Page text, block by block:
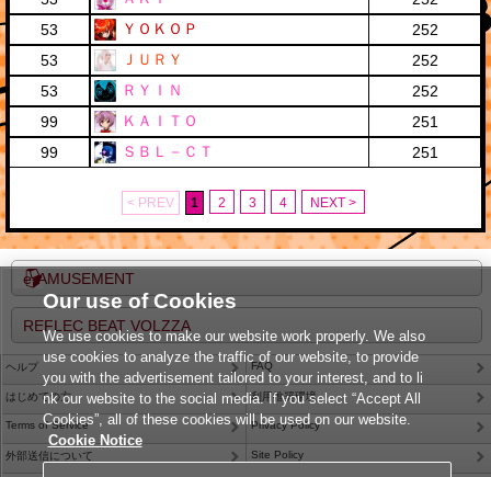
53
ＹＯＫＯＰ
252
53
ＪＵＲＹ
252
53
ＲＹＩＮ
252
99
ＫＡＩＴＯ
251
99
ＳＢＬ－ＣＴ 251
< PREV 1 2 3 4 NEXT >
e-AMUSEMENT
REFLEC BEAT VOLZZA
ヘルプ FAQ
はじめての方 利用推奨環境
Terms of Service Privacy Policy
外部送信について Site Policy
Our use of Cookies
We use cookies to make our website work properly. We also
use cookies to analyze the traffic of our website, to provide
you with the advertisement tailored to your interest, and to li
nk our website to the social media. If you select “Accept All
Cookies”, all of these cookies will be used on our website.
Cookie Notice